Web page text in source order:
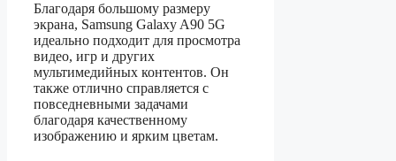
Благодаря большому размеру
экрана, Samsung Galaxy A90 5G
идеально подходит для просмотра
видео, игр и других
мультимедийных контентов. Он
также отлично справляется с
повседневными задачами
благодаря качественному
изображению и ярким цветам.